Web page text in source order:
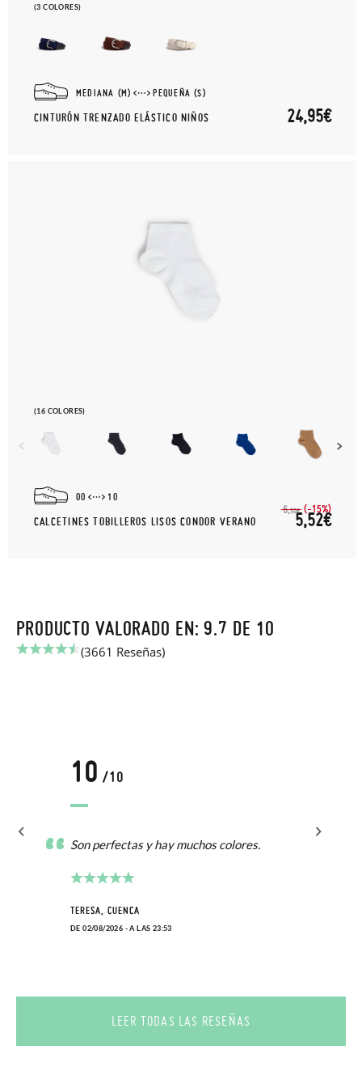
(3 COLORES)
MEDIANA (M) PEQUEÑA (S)
CINTURÓN TRENZADO ELÁSTICO NIÑOS 24,95€
(16 COLORES)
00 10
CALCETINES TOBILLEROS LISOS CONDOR VERANO
6,50€ (-15%)
5,52€
PRODUCTO VALORADO EN: 9.7 DE 10
(3661 Reseñas)
10 /10
Son perfectas y hay muchos colores.
TERESA, CUENCA
DE 02/08/2026 - A LAS 23:53
LEER TODAS LAS RESEÑAS